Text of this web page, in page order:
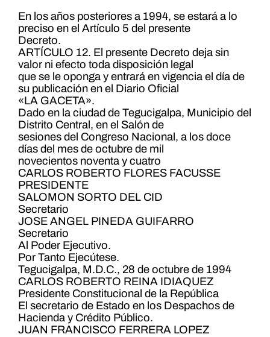
En los años posteriores a 1994, se estará a lo
preciso en el Artículo 5 del presente
Decreto.
ARTÍCULO 12. El presente Decreto deja sin
valor ni efecto toda disposición legal
que se le oponga y entrará en vigencia el día de
su publicación en el Diario Oficial
«LA GACETA».
Dado en la ciudad de Tegucigalpa, Municipio del
Distrito Central, en el Salón de
sesiones del Congreso Nacional, a los doce
días del mes de octubre de mil
novecientos noventa y cuatro
CARLOS ROBERTO FLORES FACUSSE
PRESIDENTE
SALOMON SORTO DEL CID
Secretario
JOSE ANGEL PINEDA GUIFARRO
Secretario
Al Poder Ejecutivo.
Por Tanto Ejecútese.
Tegucigalpa, M.D.C., 28 de octubre de 1994
CARLOS ROBERTO REINA IDIAQUEZ
Presidente Constitucional de la República
El secretario de Estado en los Despachos de
Hacienda y Crédito Público.
JUAN FRANCISCO FERRERA LOPEZ